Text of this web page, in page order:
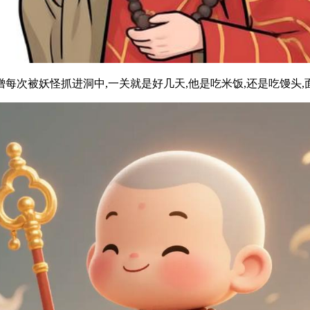
每次被妖怪抓进洞中,一关就是好几天,他是吃米饭,还是吃馒头,